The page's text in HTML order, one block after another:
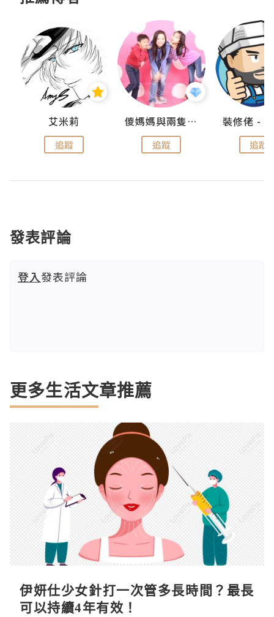
艾米莉
追蹤
儍媽媽與兩隻小魔怪之家
追蹤 追蹤
發表評論
登入發表評論
更多生活文章推薦
伊妍仕少女針打一次管多長時間？最長
可以持續4年有效！